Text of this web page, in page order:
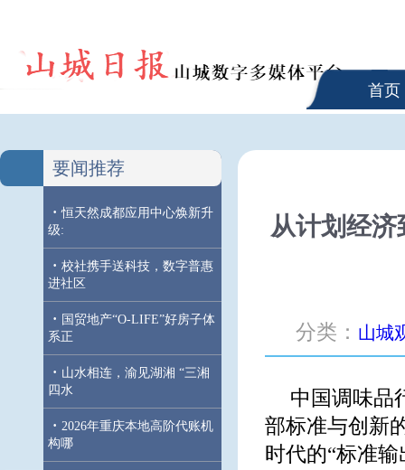
首页
要闻推荐
· 恒天然成都应用中心焕新升
级:
· 校社携手送科技，数字普惠
进社区
· 国贸地产“O-LIFE”好房子体
系正
· 山水相连，渝见湖湘 “三湘
四水
· 2026年重庆本地高阶代账机
构哪
从计划经
分类： 山城
中国调味品
部标准与创新
时代的“标准